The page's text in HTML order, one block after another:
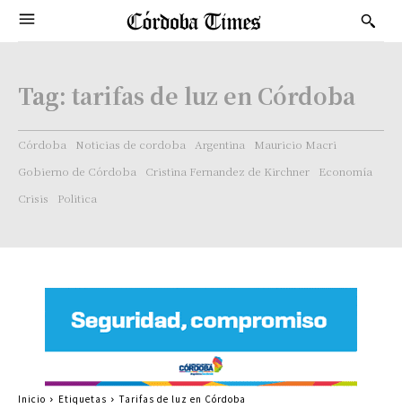
Tag: tarifas de luz en Córdoba
Córdoba Noticias de cordoba Argentina
Mauricio Macri
Gobierno de Córdoba
Cristina Fernandez de Kirchner
Economía
Crisis
Politica
Inicio Etiquetas Tarifas de luz en Córdoba